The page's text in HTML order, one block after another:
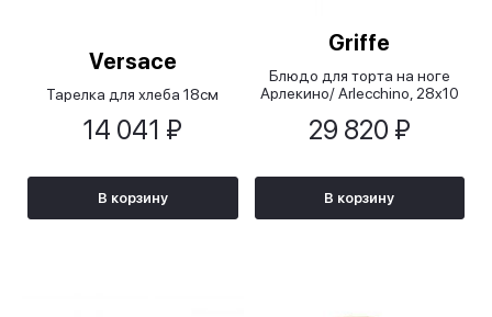
Versace
Тарелка для хлеба 18см
14 041 ₽
В корзину
Griffe
Блюдо для торта на ноге
Арлекино/ Arlecchino, 28x10
29 820 ₽
В корзину